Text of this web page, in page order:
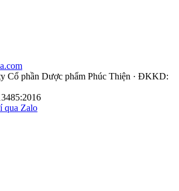
Cổ phần Dược phẩm Phúc Thiện · ĐKKD:
qua Zalo